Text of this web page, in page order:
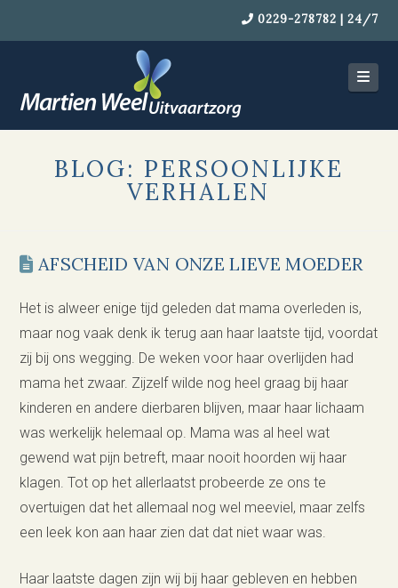
0229-278782 | 24/7
BLOG: PERSOONLIJKE
VERHALEN
AFSCHEID VAN ONZE LIEVE MOEDER
Het is alweer enige tijd geleden dat mama overleden is,
maar nog vaak denk ik terug aan haar laatste tijd, voordat
zij bij ons wegging. De weken voor haar overlijden had
mama het zwaar. Zijzelf wilde nog heel graag bij haar
kinderen en andere dierbaren blijven, maar haar lichaam
was werkelijk helemaal op. Mama was al heel wat
gewend wat pijn betreft, maar nooit hoorden wij haar
klagen. Tot op het allerlaatst probeerde ze ons te
overtuigen dat het allemaal nog wel meeviel, maar zelfs
een leek kon aan haar zien dat dat niet waar was.
Haar laatste dagen zijn wij bij haar gebleven en hebben